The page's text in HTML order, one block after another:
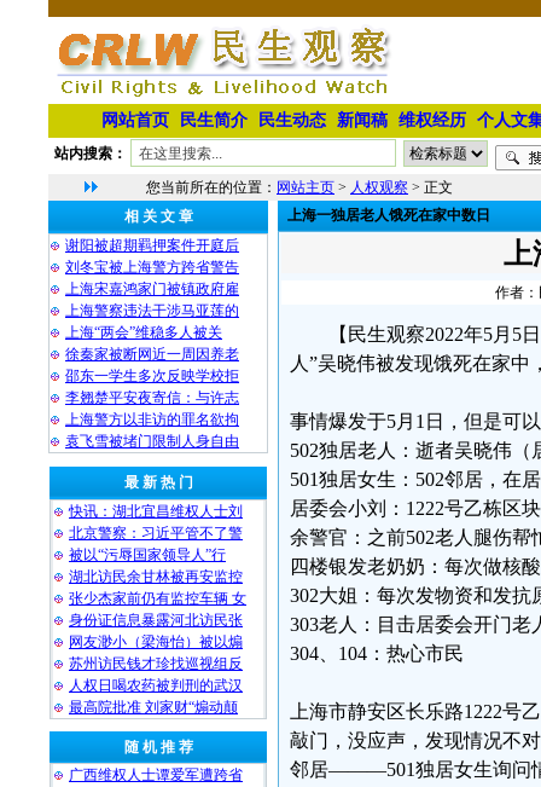
网站首页 民生简介 民生动态 新闻稿 维权经历 个人文
站内搜索：
您当前所在的位置： 网站主页 > 人权观察 > 正文
相 关 文 章
谢阳被超期羁押案件开庭后
刘冬宝被上海警方跨省警告
上海宋嘉鸿家门被镇政府雇
上海警察违法干涉马亚莲的
上海“两会”维稳多人被关
徐秦家被断网近一周因养老
邵东一学生多次反映学校拒
李翘楚平安夜寄信：与许志
上海警方以非访的罪名欲拘
袁飞雪被堵门限制人身自由
最 新 热 门
快讯：湖北宜昌维权人士刘
北京警察：习近平管不了警
被以“污辱国家领导人”行
湖北访民余甘林被再安监控
张少杰家前仍有监控车辆 女
身份证信息暴露河北访民张
网友渺小（梁海怡）被以煽
苏州访民钱才珍找巡视组反
人权日喝农药被判刑的武汉
最高院批准 刘家财“煽动颠
随 机 推 荐
广西维权人士谭爱军遭跨省
上海一独居老人饿死在家中数日
上
作者：
【民生观察2022年5月5
人”吴晓伟被发现饿死在家
事情爆发于5月1日，但是可
502独居老人：逝者吴晓伟
501独居女生：502邻居，在
居委会小刘：1222号乙栋区
余警官：之前502老人腿伤
四楼银发老奶奶：每次做核
302大姐：每次发物资和发抗
303老人：目击居委会开门老
304、104：热心市民
上海市静安区长乐路1222号
敲门，没应声，发现情况不
邻居———501独居女生询问情